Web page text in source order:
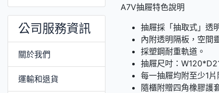
公司服務資訊
關於我們
運輸和退貨
A7V抽屜特色說明
抽屜採「抽取式」透
內附透明隔板，空間
採塑鋼耐重軌道。
抽屜尺吋：
每一抽屜均附至少1片
隨櫃附贈四角橡膠護